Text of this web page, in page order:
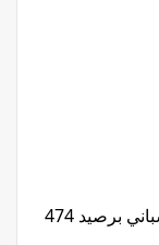
الهداف التاريخي لبطولة الدوري الإسباني برصيد 474